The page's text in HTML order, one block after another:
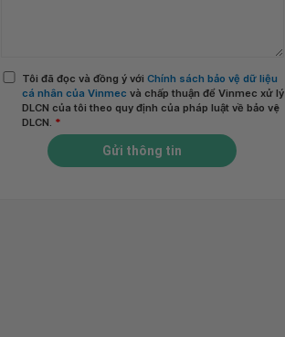
Tôi đã đọc và đồng ý với Chính sách bảo vệ dữ liệu
cá nhân của Vinmec và chấp thuận để Vinmec xử lý
DLCN của tôi theo quy định của pháp luật về bảo vệ
DLCN. *
Gửi thông tin